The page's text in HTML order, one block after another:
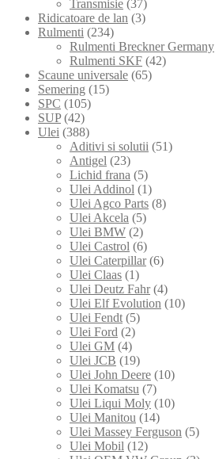
Transmisie (37)
Ridicatoare de lan (3)
Rulmenti (234)
Rulmenti Breckner Germany
Rulmenti SKF (42)
Scaune universale (65)
Semering (15)
SPC (105)
SUP (42)
Ulei (388)
Aditivi si solutii (51)
Antigel (23)
Lichid frana (5)
Ulei Addinol (1)
Ulei Agco Parts (8)
Ulei Akcela (5)
Ulei BMW (2)
Ulei Castrol (6)
Ulei Caterpillar (6)
Ulei Claas (1)
Ulei Deutz Fahr (4)
Ulei Elf Evolution (10)
Ulei Fendt (5)
Ulei Ford (2)
Ulei GM (4)
Ulei JCB (19)
Ulei John Deere (10)
Ulei Komatsu (7)
Ulei Liqui Moly (10)
Ulei Manitou (14)
Ulei Massey Ferguson (5)
Ulei Mobil (12)